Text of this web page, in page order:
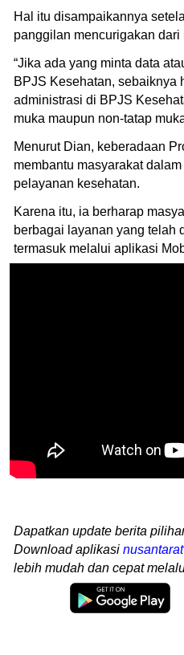
Hal itu disampaikannya
panggilan mencurigakan dari
‎“Jika ada yang minta data
BPJS Kesehatan, sebaiknya
administrasi di BPJS
muka maupun non-tatap
Menurut Dian, keberadaan
membantu masyarakat
pelayanan kesehatan.
Karena itu, ia berharap
berbagai layanan yang telah
termasuk melalui aplikasi
Dapatkan update berita
Download aplikasi
lebih mudah dan cepat